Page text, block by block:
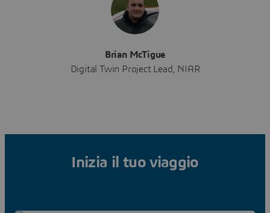
Brian McTigue
Digital Twin Project Lead, NIAR
Inizia il tuo viaggio